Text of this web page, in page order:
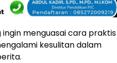
ingin menguasai cara praktis
kesulitan dalam